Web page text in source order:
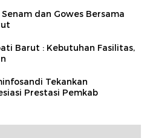
dan Gowes Bersama
Barut : Kebutuhan Fasilitas,
Tekankan
Prestasi Pemkab